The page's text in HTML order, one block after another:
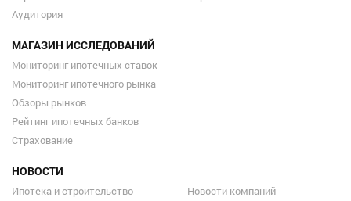
Аудитория
МАГАЗИН ИССЛЕДОВАНИЙ
Мониторинг ипотечных ставок
Мониторинг ипотечного рынка
Обзоры рынков
Рейтинг ипотечных банков
Страхование
НОВОСТИ
Ипотека и строительство
Новости компаний